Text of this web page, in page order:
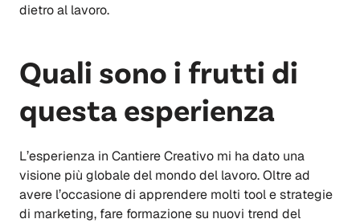
dietro al lavoro.
Quali sono i frutti di
questa esperienza
L’esperienza in Cantiere Creativo mi ha dato una
visione più globale del mondo del lavoro. Oltre ad
avere l’occasione di apprendere molti tool e strategie
di marketing, fare formazione su nuovi trend del